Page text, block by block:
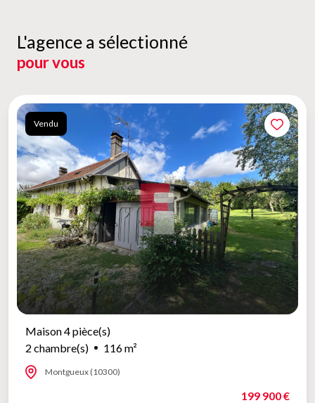
L'agence a sélectionné
pour vous
Vendu
Maison 4 pièce(s)
2 chambre(s)
116 m²
Montgueux (10300)
199 900 €